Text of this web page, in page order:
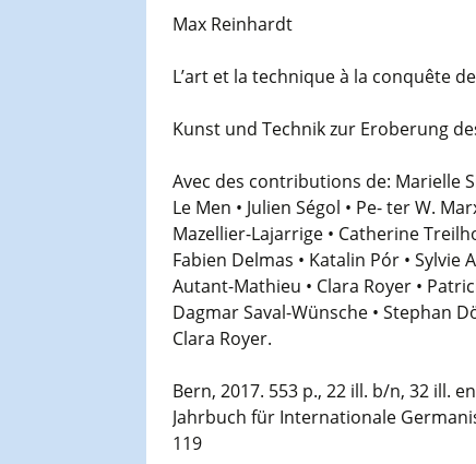
Max Reinhardt
L’art et la technique à la conquête de
Kunst und Technik zur Eroberung
Avec des contributions de: Marielle
Le Men • Julien Ségol • Pe- ter W.
Mazellier-Lajarrige • Catherine
Fabien Delmas • Katalin Pór • Sylvie
Autant-Mathieu • Clara Royer •
Dagmar Saval-Wünsche • Stephan
Clara Royer.
Bern, 2017. 553 p., 22 ill. b/n, 32 ill.
Jahrbuch für Internationale
119